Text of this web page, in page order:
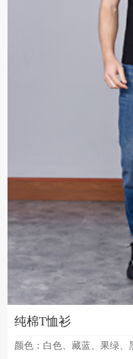
纯棉T恤衫
颜色：白色、藏蓝、果绿